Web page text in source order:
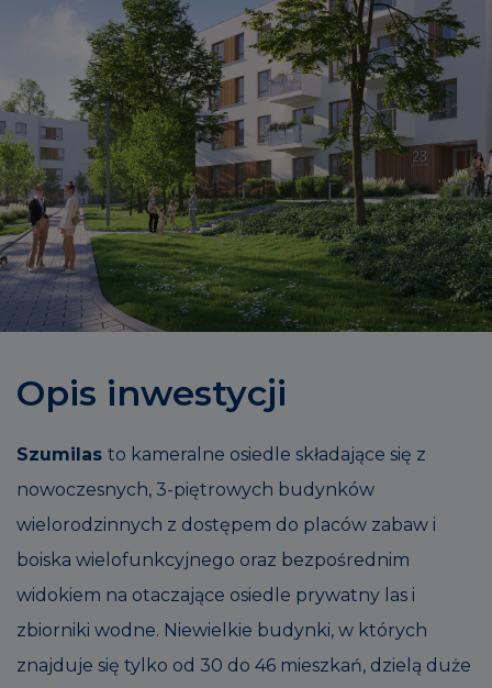
Opis inwestycji
Szumilas to kameralne osiedle składające się z
nowoczesnych, 3-piętrowych budynków
wielorodzinnych z dostępem do placów zabaw i
boiska wielofunkcyjnego oraz bezpośrednim
widokiem na otaczające osiedle prywatny las i
zbiorniki wodne. Niewielkie budynki, w których
znajduje się tylko od 30 do 46 mieszkań, dzielą duże